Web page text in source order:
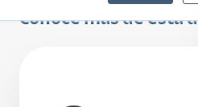
Conoce más de esta